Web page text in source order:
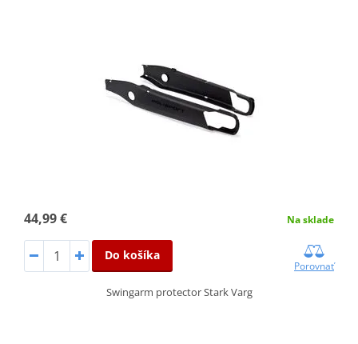
44,99 € Na sklade
Do košíka
Porovnať
Swingarm protector Stark Varg